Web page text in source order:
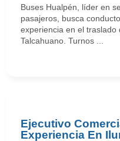
Buses Hualpén, líder en
pasajeros, busca
experiencia en el traslado
Talcahuano. Turnos ...
Ejecutivo
Experiencia En